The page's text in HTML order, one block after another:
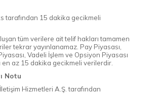
tarafından 15 dakika gecikmeli
tüm verilere ait telif hakları tamamen
tekrar yayınlanamaz. Pay Piyasası,
Vadeli İşlem ve Opsiyon Piyasası
en az 15 dakika gecikmeli verilerdir.
Notu
Hizmetleri A.Ş. tarafından